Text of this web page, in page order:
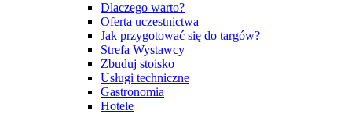
Dlaczego warto?
Oferta uczestnictwa
Jak przygotować się do targów?
Strefa Wystawcy
Zbuduj stoisko
Usługi techniczne
Gastronomia
Hotele